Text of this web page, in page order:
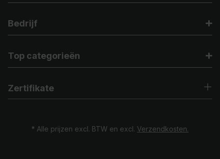
Bedrijf
Top categorieën
Zertifikate
* Alle prijzen excl. BTW en excl. Verzendkosten.